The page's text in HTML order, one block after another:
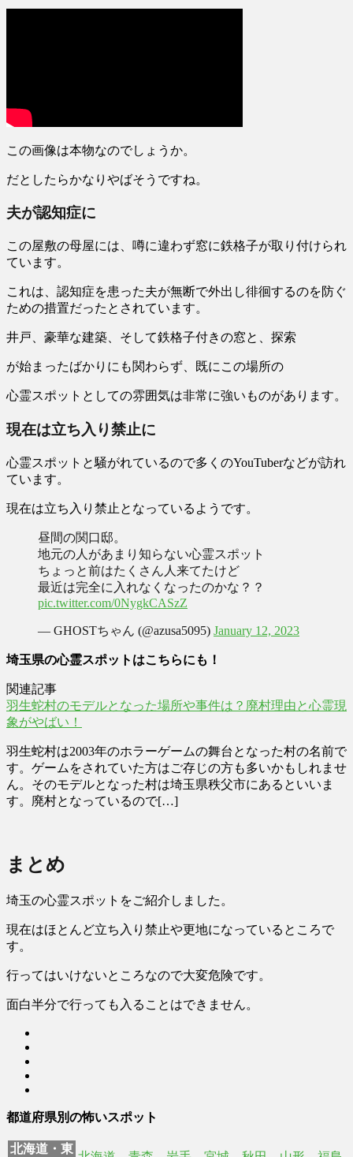
この画像は本物なのでしょうか。
だとしたらかなりやばそうですね。
夫が認知症に
この屋敷の母屋には、噂に違わず窓に鉄格子が取り付けられ
ています。
これは、 認知症を患った夫が無断で外出し徘徊するのを防ぐ
ための措置だったとされています。
井戸、豪華な建築、そして鉄格子付きの窓と、探索
が始まったばかりにも関わらず、既にこの場所の
心霊スポットとしての雰囲気は非常に強いものがあります。
現在は立ち入り禁止に
心霊スポットと騒がれているので多くのYouTuberなどが訪れ
ています。
現在は立ち入り禁止となっているようです。
昼間の関口邸。
地元の人があまり知らない心霊スポット
ちょっと前はたくさん人来てたけど
最近は完全に入れなくなったのかな？？
pic.twitter.com/0NygkCASzZ
— GHOSTちゃん (@azusa5095) January 12, 2023
埼玉県の心霊スポットはこちらにも！
関連記事
羽生蛇村のモデルとなった場所や事件は？廃村理由と心霊現
象がやばい！
羽生蛇村は2003年のホラーゲームの舞台となった村の名前で
す。ゲームをされていた方はご存じの方も多いかもしれませ
ん。そのモデルとなった村は埼玉県秩父市にあるといいま
す。廃村となっているので[…]
まとめ
埼玉の心霊スポットをご紹介しました。
現在はほとんど立ち入り禁止や更地になっているところで
す。
行ってはいけないところなので大変危険です。
面白半分で行っても入ることはできません。
都道府県別の怖いスポット
北海道・東